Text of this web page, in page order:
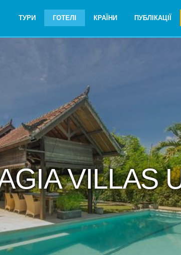
ТУРИ ГОТЕЛІ КРАЇНИ ПУБЛІКАЦІЇ
VILLAS